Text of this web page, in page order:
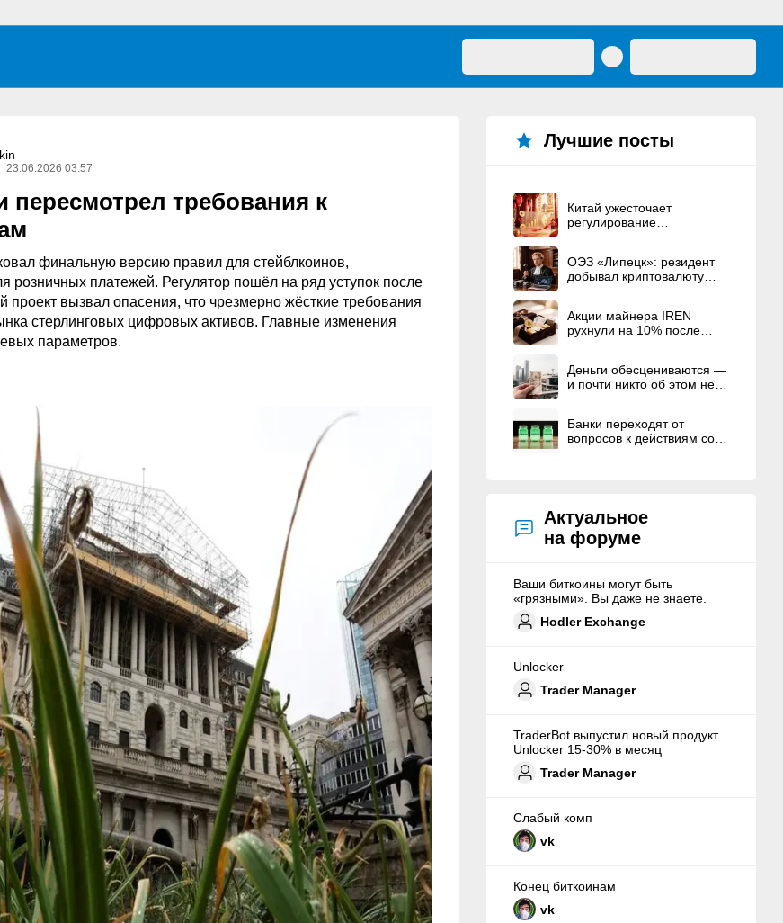
23.06.2026 03:57
пересмотрел требования к
финальную версию правил для стейблкоинов,
розничных платежей. Регулятор пошёл на ряд уступок после
проект вызвал опасения, что чрезмерно жёсткие требования
стерлинговых цифровых активов. Главные изменения
параметров.
Лучшие посты
Китай ужесточает
регулирование
ОЭЗ «Липецк»: резидент
добывал криптовалюту
Акции майнера IREN
рухнули на 10% после
основателям
Деньги обесцениваются —
и почти никто об этом не
Банки переходят от
вопросов к действиям со
Актуальное
на форуме
Ваши биткоины могут быть
«грязными». Вы даже не знаете.
Hodler Exchange
Unlocker
Trader Manager
TraderBot выпустил новый продукт
Unlocker 15-30% в месяц
Trader Manager
Слабый комп
vk
Конец биткоинам
vk